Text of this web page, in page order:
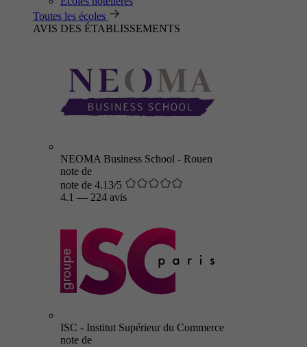
Toutes les écoles
AVIS DES ÉTABLISSEMENTS
NEOMA Business School - Rouen
note de
note de 4.13/5
4.1 — 224 avis
ISC - Institut Supérieur du Commerce
note de